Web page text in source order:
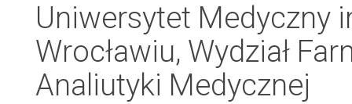
Uniwersytet Medyczny
Wrocławiu, Wydział
Analiutyki Medycznej